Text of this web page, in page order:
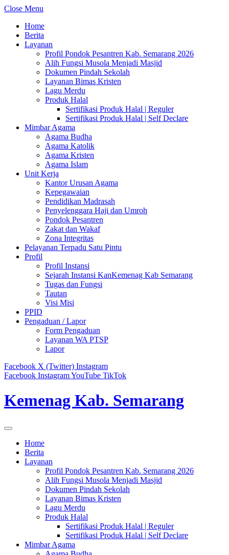
Close Menu
Home
Berita
Layanan
Profil Pondok Pesantren Kab. Semarang 2026
Alih Fungsi Musola Menjadi Masjid
Dokumen Pindah Sekolah
Layanan Bimas Kristen
Lagu Merdu
Produk Halal
Sertifikasi Produk Halal | Reguler
Sertifikasi Produk Halal | Self Declare
Mimbar Agama
Agama Budha
Agama Katolik
Agama Kristen
Agama Islam
Unit Kerja
Kantor Urusan Agama
Kepegawaian
Pendidikan Madrasah
Penyelenggara Haji dan Umroh
Pondok Pesantren
Zakat dan Wakaf
Zona Integritas
Pelayanan Terpadu Satu Pintu
Profil
Profil Instansi
Sejarah Instansi KanKemenag Kab Semarang
Tugas dan Fungsi
Tautan
Visi Misi
PPID
Pengaduan / Lapor
Form Pengaduan
Layanan WA PTSP
Lapor
Facebook X (Twitter) Instagram
Facebook InstagramYouTube TikTok
Kemenag Kab. Semarang
Home
Berita
Layanan
Profil Pondok Pesantren Kab. Semarang 2026
Alih Fungsi Musola Menjadi Masjid
Dokumen Pindah Sekolah
Layanan Bimas Kristen
Lagu Merdu
Produk Halal
Sertifikasi Produk Halal | Reguler
Sertifikasi Produk Halal | Self Declare
Mimbar Agama